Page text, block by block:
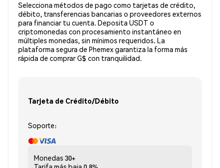
Selecciona métodos de pago como tarjetas de crédito,
débito, transferencias bancarias o proveedores externos
para financiar tu cuenta. Deposita USDT o
criptomonedas con procesamiento instantáneo en
múltiples monedas, sin mínimos requeridos. La
plataforma segura de Phemex garantiza la forma más
rápida de comprar G$ con tranquilidad.
Tarjeta de Crédito/Débito
Soporte:
Monedas 30+